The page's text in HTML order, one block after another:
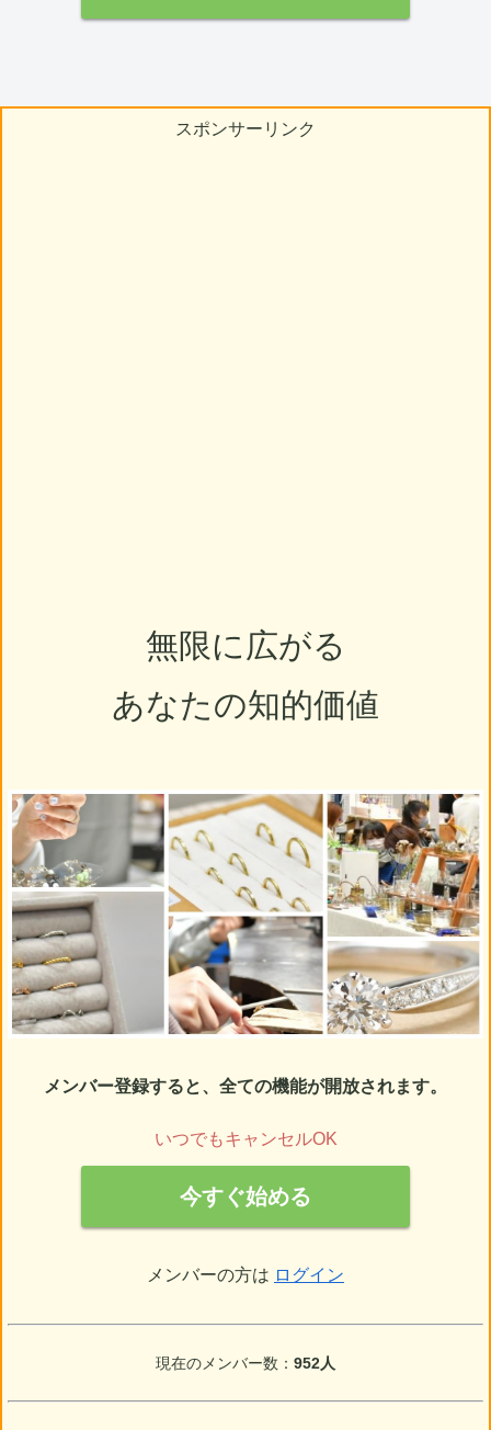
スポンサーリンク
無限に広がる
あなたの知的価値
メンバー登録すると、全ての機能が開放されます。
いつでもキャンセルOK
今すぐ始める
メンバーの方は ログイン
現在のメンバー数： 952人